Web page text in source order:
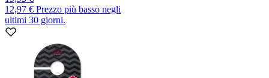
12,97 € Prezzo più basso negli
ultimi 30 giorni.